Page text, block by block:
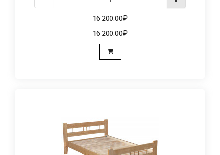
16 200.00
16 200.00